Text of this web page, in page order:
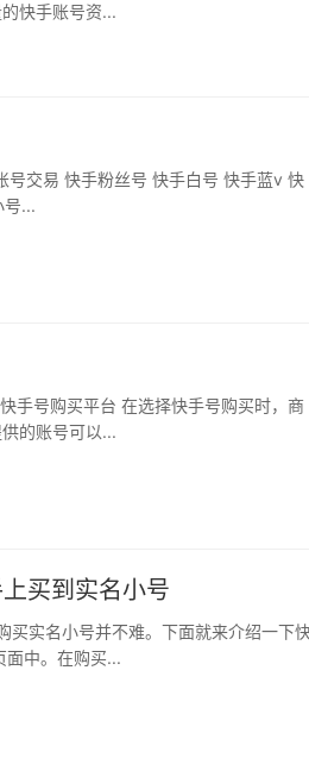
快手账号资...
号...
的账号可以...
买到实名小号
面中。在购买...